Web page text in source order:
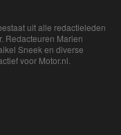
uit alle redactieleden
Redacteuren Marien
Sneek en diverse
voor Motor.nl.